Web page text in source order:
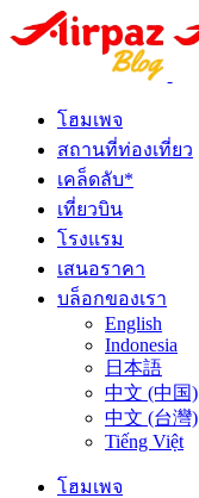
โฮมเพจ
สถานที่ท่องเที่ยว
เคล็ดลับ*
เที่ยวบิน
โรงแรม
เสนอราคา
บล็อกของเรา
English
Indonesia
日本語
中文 (中国)
中文 (台灣)
Tiếng Việt
โฮมเพจ